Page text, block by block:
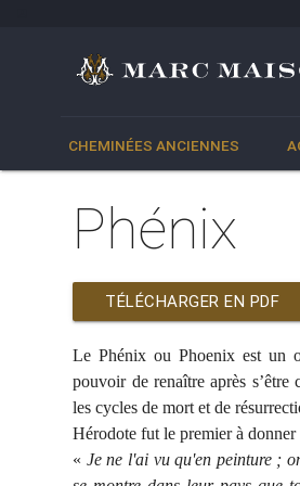
CHEMINÉES ANCIENNES
Phénix
TÉLÉCHARGER EN PDF
Le Phénix ou Phoenix est un
pouvoir de renaître après
les cycles de mort et de
Hérodote fut le premier à
« Je ne l'ai vu qu'en peinture ;